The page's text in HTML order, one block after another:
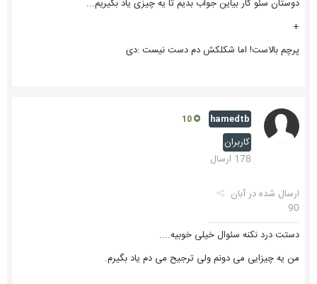
دوستان سئو کار بیاین جواب بدیم تا یه چیزی یاد بگیریم...
+
پرچم بالاست! اما شکلکش دم دست نیست :دی
hamedtb
کاربران
178 ارسال
ارسال شده درآبان
90
دستت درد نکنه سئوال خیلی خوبیه....
من یه چیزایی می دونم ولی ترجیح می دم یاد بگیرم.